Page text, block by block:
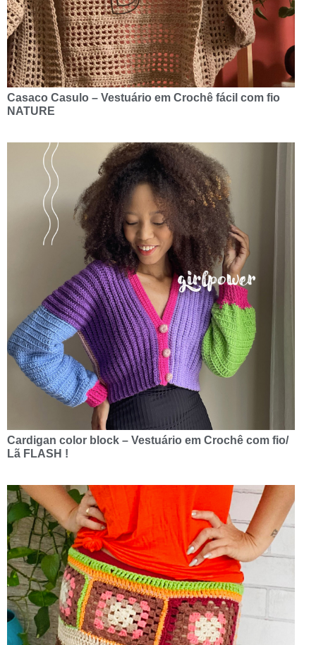
Casaco Casulo – Vestuário em Crochê fácil com fio
NATURE
Cardigan color block – Vestuário em Crochê com fio/
Lã FLASH !